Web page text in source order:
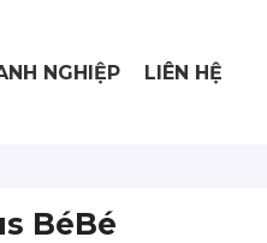
NGHIỆP LIÊN HỆ
BéBé